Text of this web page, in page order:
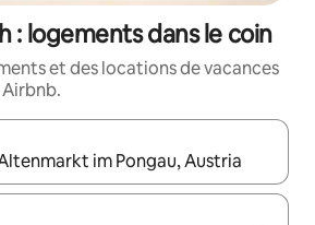
: logements dans le coin
et des locations de vacances
sont affichés, parcourez-les en utilisant